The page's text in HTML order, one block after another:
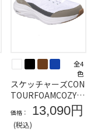
全4
色
スケッチャーズCON
TOURFOAMCOZYFI
価格： 13,090円
(税込)